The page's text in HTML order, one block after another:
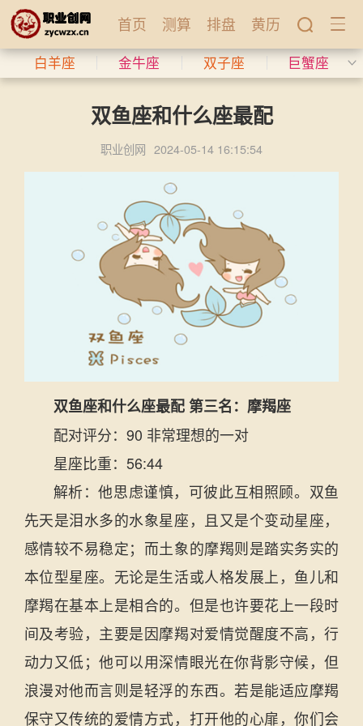
首页 测算 排盘 黄历
白羊座 金牛座 双子座 巨蟹座
双鱼座和什么座最配
职业创网 2024-05-14 16:15:54
双鱼座和什么座最配 第三名：摩羯座
配对评分：90 非常理想的一对
星座比重：56:44
解析：他思虑谨慎，可彼此互相照顾。双鱼
先天是泪水多的水象星座，且又是个变动星座，
感情较不易稳定；而土象的摩羯则是踏实务实的
本位型星座。无论是生活或人格发展上，鱼儿和
摩羯在基本上是相合的。但是也许要花上一段时
间及考验，主要是因摩羯对爱情觉醒度不高，行
动力又低；他可以用深情眼光在你背影守候，但
浪漫对他而言则是轻浮的东西。若是能适应摩羯
保守又传统的爱情方式，打开他的心扉，你们会